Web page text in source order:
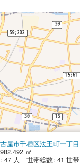
屋市千種区法王町一丁目
㎡
: 47 人 世帯総数: 41 世帯